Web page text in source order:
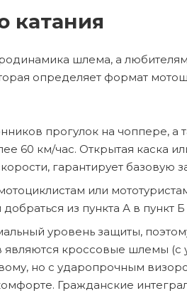
катания
шлема, а
определяет формат
прогулок на чоппере, а
60 км/час. Открытая каска
гарантирует базовую
или
из пункта А в пункт
уровень защиты,
кроссовые шлемы
но с ударопрочным
Гражданские